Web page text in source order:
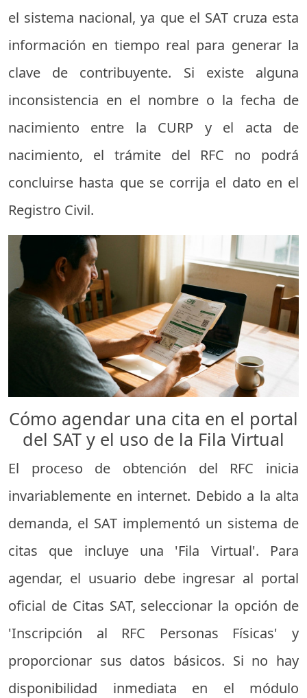
el sistema nacional, ya que el SAT cruza esta
información en tiempo real para generar la
clave de contribuyente. Si existe alguna
inconsistencia en el nombre o la fecha de
nacimiento entre la CURP y el acta de
nacimiento, el trámite del RFC no podrá
concluirse hasta que se corrija el dato en el
Registro Civil.
Cómo agendar una cita en el portal
del SAT y el uso de la Fila Virtual
El proceso de obtención del RFC inicia
invariablemente en internet. Debido a la alta
demanda, el SAT implementó un sistema de
citas que incluye una 'Fila Virtual'. Para
agendar, el usuario debe ingresar al portal
oficial de Citas SAT, seleccionar la opción de
'Inscripción al RFC Personas Físicas' y
proporcionar sus datos básicos. Si no hay
disponibilidad inmediata en el módulo